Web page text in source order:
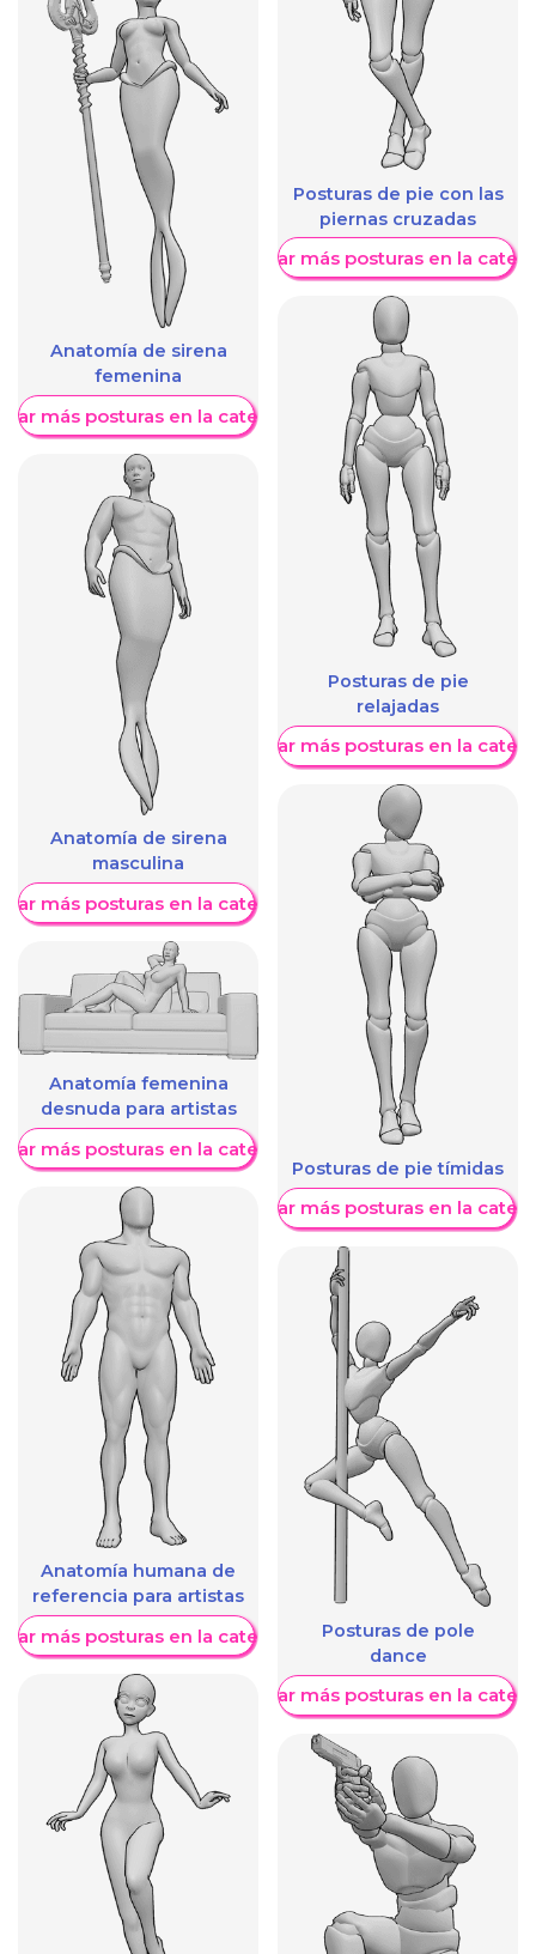
Anatomía de sirena
femenina
más posturas en la categoría
Anatomía de sirena
masculina
más posturas en la categoría
Anatomía femenina
desnuda para artistas
más posturas en la categoría
Anatomía humana de
referencia para artistas
más posturas en la categoría
Posturas de pie con las
piernas cruzadas
Mostrar más posturas en la
Posturas de pie
relajadas
Mostrar más posturas en la
Posturas de pie tímidas
Mostrar más posturas en la
Posturas de pole
dance
Mostrar más posturas en la